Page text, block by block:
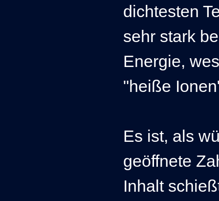
dichtesten
sehr stark
Energie,
"heiße
Es ist, als
geöffnete
Inhalt